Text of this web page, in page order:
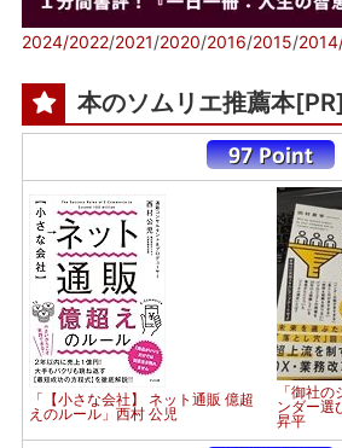
2024/2022/2021/2020/2016/2015/
本のソムリエ推薦本[PR]
「【小さな会社】 ネット通販 億超
えのルール」西村 公児
「御社
ンダー選
昇平